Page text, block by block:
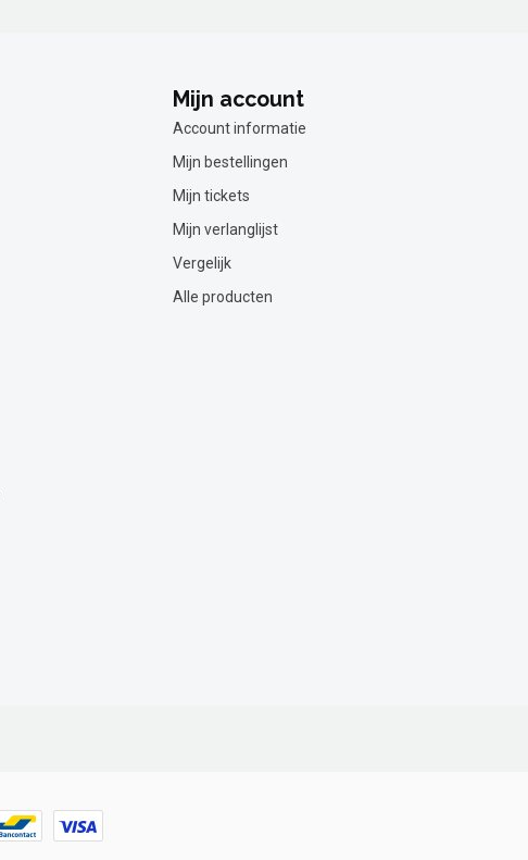
Mijn account
Account informatie
Mijn bestellingen
Mijn tickets
Mijn verlanglijst
Vergelijk
Alle producten